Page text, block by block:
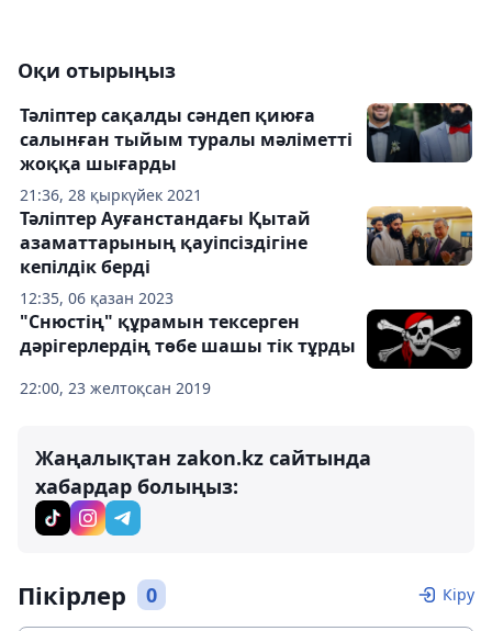
Оқи отырыңыз
21:36, 28 қыркүйек 2021
Тәліптер сақалды сәндеп қиюға
салынған тыйым туралы мәліметті
жоққа шығарды
12:35, 06 қазан 2023
Тәліптер Ауғанстандағы Қытай
азаматтарының қауіпсіздігіне
кепілдік берді
22:00, 23 желтоқсан 2019
"Снюстің" құрамын тексерген
дәрігерлердің төбе шашы тік тұрды
Жаңалықтан zakon.kz сайтында
хабардар болыңыз:
Пікірлер 0 Кіру